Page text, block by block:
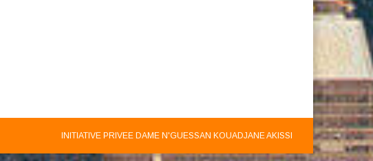
INITIATIVE PRIVEE DAME N'GUESSAN KOUADJANE AKISSI